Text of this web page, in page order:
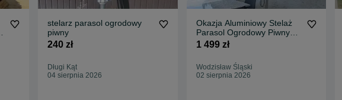
stelarz parasol ogrodowy
piwny
240 zł
Długi Kąt
04 sierpnia 2026
Okazja Aluminiowy Stelaż
Parasol Ogrodowy Piwny
Słoneczny Barowy 4m
1 499 zł
Wodzisław Śląski
02 sierpnia 2026